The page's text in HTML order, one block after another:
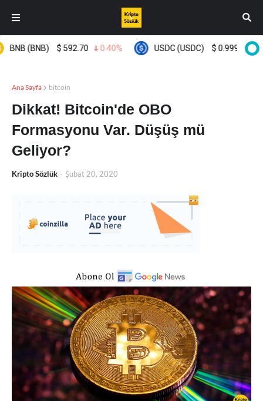
(BNB) $ 592.70 0.40% USDC (USDC) $ 0.999592
Ana Sayfa bitcoin
Dikkat! Bitcoin'de OBO
Formasyonu Var. Düşüş mü
Geliyor?
Kripto Sözlük - Şubat 20, 2020